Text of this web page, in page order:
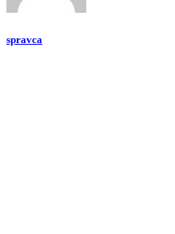
spravca